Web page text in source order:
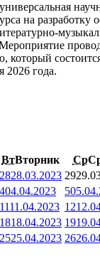
на разработку
который
2026 года.
ВтВторник Ср
2828.03.2023 29
404.04.2023 5
1111.04.2023 12
1818.04.2023 19
2525.04.2023 26